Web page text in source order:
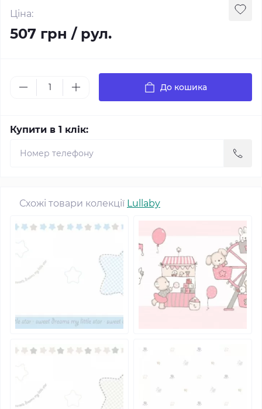
Ціна:
507 грн / рул.
До кошика
Купити в 1 клік:
Схожі товари колекції Lullaby